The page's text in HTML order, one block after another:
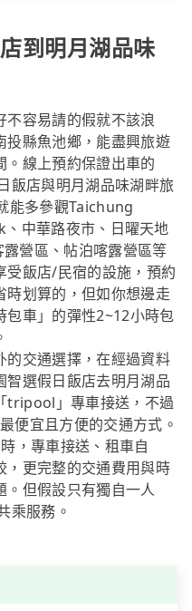
到明月湖品味
不容易請的假就不該浪
投縣魚池鄉，能盡興旅遊
。線上預約保證出車的
飯店與明月湖品味湖畔旅
能多參觀Taichung
中華路夜市、日曜天地
營區、帖泊喀露營區等
受飯店/民宿的設施，預約
時划算的，但如你想邊走
包車」的彈性2~12小時包
的交通選擇，在經過資料
智選假日飯店去明月湖品
tripool」專車接送，不過
便宜且方便的交通方式。
，專車接送、租車自
，更完整的交通費用與時
。但假設只有獨自一人
乘服務。